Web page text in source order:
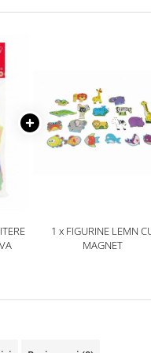
1 x FIGURINE LEMN
MAGNET